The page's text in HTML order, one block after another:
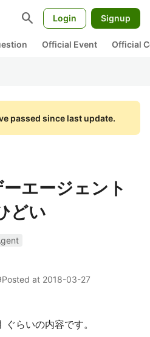
search Login Signup
Official Event Official
passed since last update.
エージェント
どい
Posted at 2018-03-27
らいの内容です。